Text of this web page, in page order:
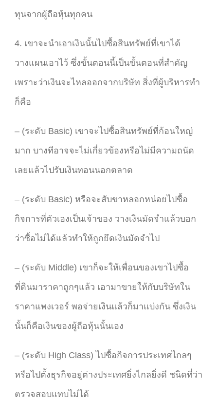
ทุนจากผู้ถือหุ้นทุกคน
4. เขาจะนำเอาเงินนั้นไปซื้อสินทรัพย์ที่เขาได้
วางแผนเอาไว้ ซึ่งขั้นตอนนี้เป็นขั้นตอนที่สำคัญ
เพราะว่าเงินจะไหลออกจากบริษัท สิ่งที่ผู้บริหารทำ
ก็คือ
– (ระดับ Basic) เขาจะไปซื้อสินทรัพย์ที่ก้อนใหญ่
มาก บางทีอาจจะไม่เกี่ยวข้องหรือไม่มีความถนัด
เลยแล้วไปรับเงินทอนนอกตลาด
– (ระดับ Basic) หรือจะสับขาหลอกหน่อยไปซื้อ
กิจการที่ตัวเองเป็นเจ้าของ วางเงินมัดจำแล้วบอก
ว่าซื้อไม่ได้แล้วทำให้ถูกยึดเงินมัดจำไป
– (ระดับ Middle) เขาก็จะให้เพื่อนของเขาไปซื้อ
ที่ดินมาราคาถูกๆแล้ว เอามาขายให้กับบริษัทใน
ราคาแพงเวอร์ พอจ่ายเงินแล้วก็มาแบ่งกัน ซึ่งเงิน
นั้นก็คือเงินของผู้ถือหุ้นนั้นเอง
– (ระดับ High Class) ไปซื้อกิจการประเทศไกลๆ
หรือไปตั้งธุรกิจอยู่ต่างประเทศยิ่งไกลยิ่งดี ชนิดที่ว่า
ตรวจสอบแทบไม่ได้